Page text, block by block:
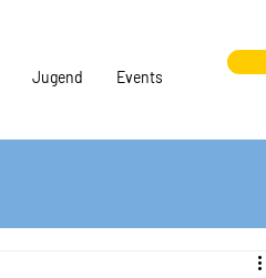
Jugend Events